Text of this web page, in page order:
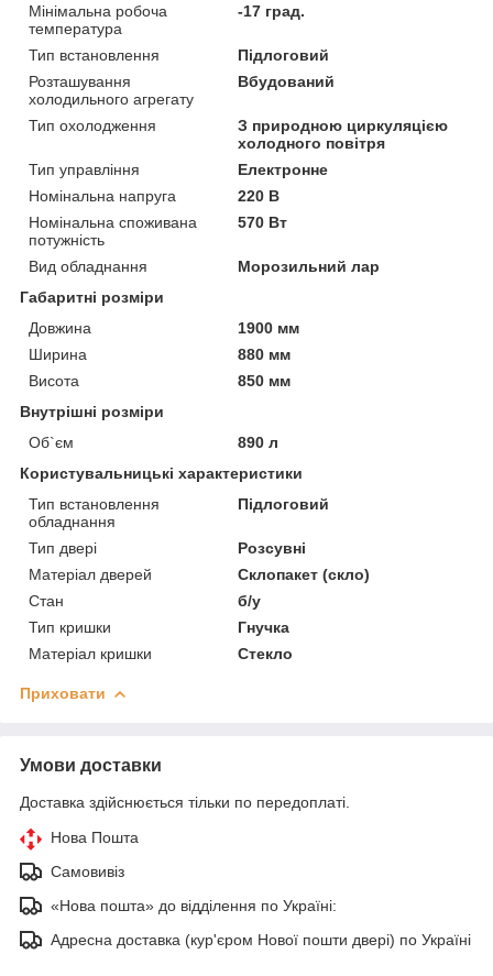
Мінімальна робоча
температура
-17 град.
Тип встановлення
Підлоговий
Розташування
холодильного агрегату
Вбудований
Тип охолодження
З природною циркуляцією
холодного повітря
Тип управління
Електронне
Номінальна напруга
220 В
Номінальна споживана
потужність
570 Вт
Вид обладнання
Морозильний лар
Габаритні розміри
Довжина
1900 мм
Ширина
880 мм
Висота
850 мм
Внутрішні розміри
Об`єм
890 л
Користувальницькі характеристики
Тип встановлення
обладнання
Підлоговий
Тип двері
Розсувні
Матеріал дверей
Склопакет (скло)
Стан
б/у
Тип кришки
Гнучка
Матеріал кришки
Стекло
Приховати
Умови доставки
Доставка здійснюється тільки по передоплаті.
Нова Пошта
Самовивіз
«Нова пошта» до відділення по Україні:
Адресна доставка (кур'єром Нової пошти двері) по Україні